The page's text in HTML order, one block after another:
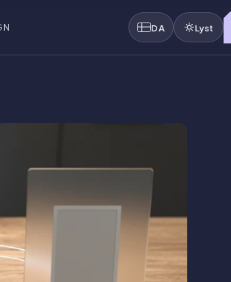
DA Lyst